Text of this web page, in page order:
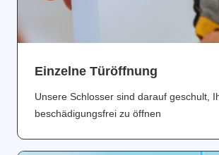
Einzelne Türöffnung
Unsere Schlosser sind darauf geschult,
beschädigungsfrei zu öffnen